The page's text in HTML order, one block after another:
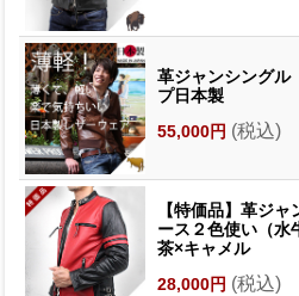
革ジャンシングル
プ日本製
55,000円 (税込)
【特価品】革ジ
ース２色使い（水
茶×キャメル
28,000円 (税込)